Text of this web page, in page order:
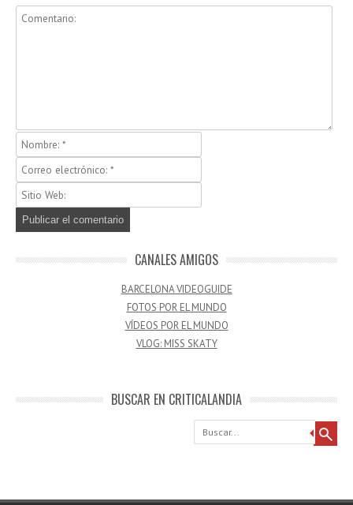
CANALES AMIGOS
BARCELONA VIDEOGUIDE
FOTOS POR EL MUNDO
VÍDEOS POR EL MUNDO
VLOG: MISS SKATY
BUSCAR EN CRITICALANDIA
Buscar